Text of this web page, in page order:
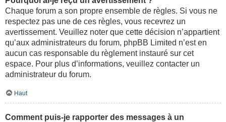
Chaque forum a son propre ensemble de règles. Si vous ne
respectez pas une de ces règles, vous recevrez un
avertissement. Veuillez noter que cette décision n’appartient
qu’aux administrateurs du forum, phpBB Limited n’est en
aucun cas responsable du règlement instauré sur cet
espace. Pour plus d’informations, veuillez contacter un
administrateur du forum.
Haut
Comment puis-je rapporter des messages à un